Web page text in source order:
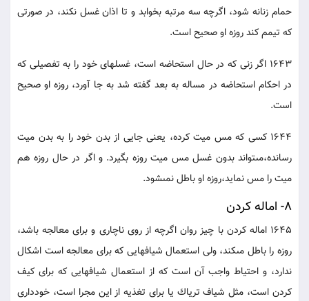
حمام زنانه شود، اگرچه سه مرتبه بخوابد و تا اذان غسل نكند، در صورتى
كه تيمم كند روزه او صحيح است.
1643 اگر زنى كه در حال استحاضه است، غسلهاى خود را به تفصيلى كه
در احكام استحاضه در مساله به بعد گفته شد به جا آورد، روزه او صحيح
است.
1644 كسى كه مس ميت كرده، يعنى جايى از بدن خود را به بدن ميت
رسانده،مى‏تواند بدون غسل مس ميت روزه بگيرد. و اگر در حال روزه هم
ميت را مس نمايد،روزه او باطل نمى‏شود.
8- اماله كردن
1645 اماله كردن با چيز روان اگرچه از روى ناچارى و براى معالجه باشد،
روزه را باطل مى‏كند، ولى استعمال شيافهايى كه براى معالجه است اشكال
ندارد، و احتياط واجب آن است كه از استعمال شيافهايى كه براى كيف
كردن است، مثل شياف ترياك يا براى تغذيه از اين مجرا است، خوددارى